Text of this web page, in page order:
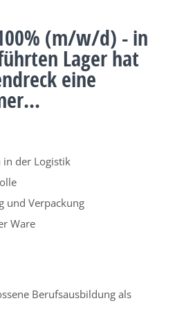
(m/w/d) - in
Lager hat
eine
in der Logistik
und Verpackung
Ware
Berufsausbildung als